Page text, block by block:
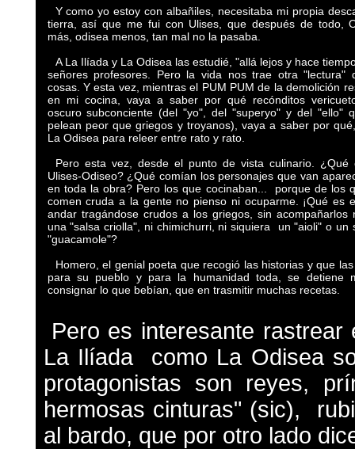
Y como yo estoy con albañiles, necesitaba mi propia
tierra, así que me fui con Ulises, que después de todo,
más, odisea menos, tan mal no la pasaba.
A La Ilíada y La Odisea las estudié, "allá lejos y hace
señores profesores. Pero la vida nos trae otra "lectura"
cosas. Y esta vez, mientras el PUM PUM de la demolición
en mi cocina, vaya a saber por qué recónditos
oscuro subconciente (del "yo", del "superyo" y del "ello"
pelean peor que griegos y troyanos), vaya a saber por
La Odisea para releer entre rato y rato.
Pero esta vez, desde el punto de vista culinario. ¿Qué
Ulises-Odiseo? ¿Qué comían los personajes que van
en toda la obra? Pero los que cocinaban... porque de los
comen cruda a la gente no pienso ni ocuparme. ¡Qué es
andar tragándose crudos a los griegos, sin acompañarlos
una "salsa criolla", ni chimichurri, ni siquiera un "aioli" o un
"guacamole"?
Homero, el genial poeta que recogió las historias y que
para su pueblo y para la humanidad toda, se detiene
consignar lo que bebían, que en trasmitir muchas recetas.
Pero es interesante
La Ilíada como La Odisea
protagonistas son reyes,
hermosas cinturas" (sic),
al bardo, que por otro lado